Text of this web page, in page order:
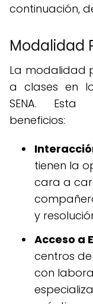
continuación,
Modalidad
La modalidad
a clases en
SENA.
beneficios:
tienen la
cara a
y
Acceso a
centros
con